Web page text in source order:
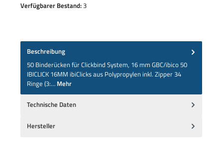
Verfügbarer Bestand:3
Beschreibung
50 Binderücken für Clickbind System, 16 mm GBC/ibico 50
IBICLICK 16MM ibiClicks aus Polypropylen inkl. Zipper 34
Ringe (3:… Mehr
Technische Daten
Hersteller